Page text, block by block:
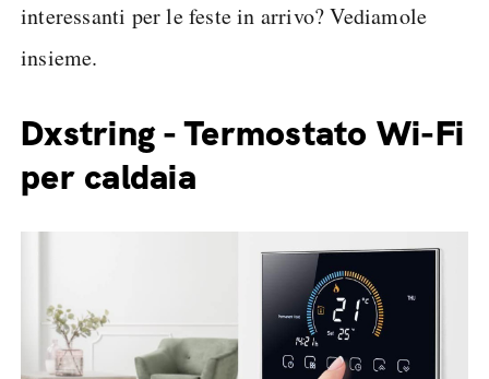
interessanti per le feste in arrivo? Vediamole
insieme.
Dxstring - Termostato Wi-Fi
per caldaia